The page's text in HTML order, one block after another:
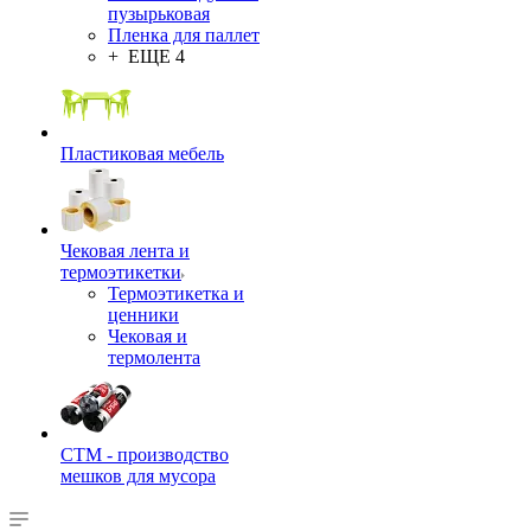
пузырьковая
Пленка для паллет
+ ЕЩЕ 4
Пластиковая мебель
Чековая лента и
термоэтикетки
Термоэтикетка и
ценники
Чековая и
термолента
СТМ - производство
мешков для мусора